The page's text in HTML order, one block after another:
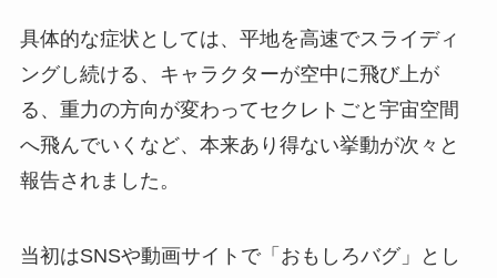
具体的な症状としては、平地を高速でスライディ
ングし続ける、キャラクターが空中に飛び上が
る、重力の方向が変わってセクレトごと宇宙空間
へ飛んでいくなど、本来あり得ない挙動が次々と
報告されました。
当初はSNSや動画サイトで「おもしろバグ」とし